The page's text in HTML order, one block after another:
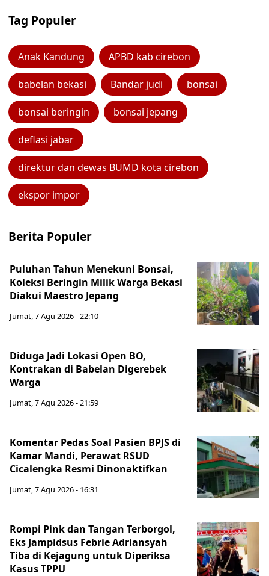
Tag Populer
Anak Kandung APBD kab cirebon
babelan bekasi Bandar judi bonsai
bonsai beringin bonsai jepang
deflasi jabar
direktur dan dewas BUMD kota cirebon
ekspor impor
Berita Populer
Puluhan Tahun Menekuni Bonsai,
Koleksi Beringin Milik Warga Bekasi
Diakui Maestro Jepang
Jumat, 7 Agu 2026 - 22:10
Diduga Jadi Lokasi Open BO,
Kontrakan di Babelan Digerebek
Warga
Jumat, 7 Agu 2026 - 21:59
Komentar Pedas Soal Pasien BPJS di
Kamar Mandi, Perawat RSUD
Cicalengka Resmi Dinonaktifkan
Jumat, 7 Agu 2026 - 16:31
Rompi Pink dan Tangan Terborgol,
Eks Jampidsus Febrie Adriansyah
Tiba di Kejagung untuk Diperiksa
Kasus TPPU